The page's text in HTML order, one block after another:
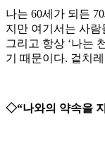
나는 60세가 되든
지만 여기서는 사
그리고 항상 ‘나는
기 때문이다. 겉치
◇“나와의 약속을